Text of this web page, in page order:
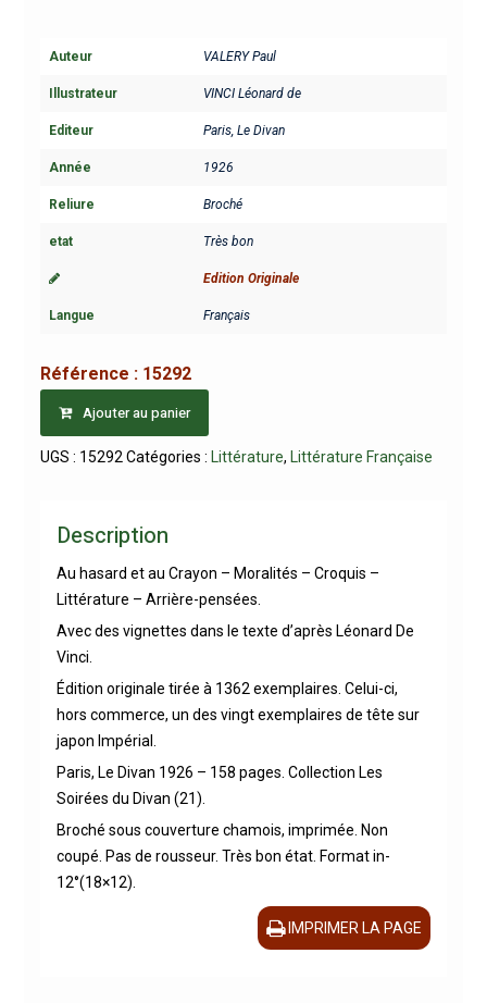
Auteur VALERY Paul
Illustrateur VINCI Léonard de
Editeur Paris, Le Divan
Année 1926
Reliure Broché
etat Très bon
Edition Originale
Langue Français
Référence : 15292
Ajouter au panier
UGS : 15292 Catégories : Littérature, Littérature Française
Description
Au hasard et au Crayon – Moralités – Croquis –
Littérature – Arrière-pensées.
Avec des vignettes dans le texte d’après Léonard De
Vinci.
Édition originale tirée à 1362 exemplaires. Celui-ci,
hors commerce, un des vingt exemplaires de tête sur
japon Impérial.
Paris, Le Divan 1926 – 158 pages. Collection Les
Soirées du Divan (21).
Broché sous couverture chamois, imprimée. Non
coupé. Pas de rousseur. Très bon état. Format in-
12°(18×12).
IMPRIMER LA PAGE